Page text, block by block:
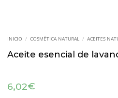
INICIO / COSMÉTICA NATURAL / ACEITES
Aceite esencial de
6,02€